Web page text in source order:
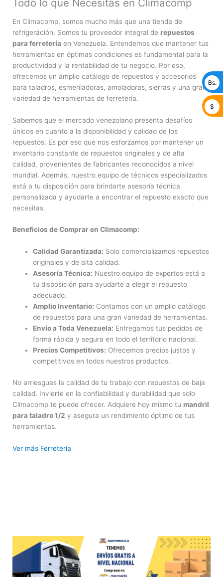
Todo lo que Necesitas en Climacomp
En Climacomp, somos mucho más que una tienda de
refrigeración. Somos tu proveedor integral de repuestos
para ferretería en Venezuela. Entendemos que mantener tus
herramientas en óptimas condiciones es fundamental para la
productividad y la rentabilidad de tu negocio. Por eso,
ofrecemos un amplio catálogo de repuestos y accesorios
para taladros, esmeriladoras, amoladoras, sierras y una gran
variedad de herramientas de ferretería.
Sabemos que el mercado venezolano presenta desafíos
únicos en cuanto a la disponibilidad y calidad de los
repuestos. Es por eso que nos esforzamos por mantener un
inventario constante de repuestos originales y de alta
calidad, provenientes de fabricantes reconocidos a nivel
mundial. Además, nuestro equipo de técnicos especializados
está a tu disposición para brindarte asesoría técnica
personalizada y ayudarte a encontrar el repuesto exacto que
necesitas.
Beneficios de Comprar en Climacomp:
Calidad Garantizada: Solo comercializamos repuestos
originales y de alta calidad.
Asesoría Técnica: Nuestro equipo de expertos está a
tu disposición para ayudarte a elegir el repuesto
adecuado.
Amplio Inventario: Contamos con un amplio catálogo
de repuestos para una gran variedad de herramientas.
Envío a Toda Venezuela: Entregamos tus pedidos de
forma rápida y segura en todo el territorio nacional.
Precios Competitivos: Ofrecemos precios justos y
competitivos en todos nuestros productos.
No arriesgues la calidad de tu trabajo con repuestos de baja
calidad. Invierte en la confiabilidad y durabilidad que solo
Climacomp te puede ofrecer. Adquiere hoy mismo tu mandril
para taladro 1/2 y asegura un rendimiento óptimo de tus
herramientas.
Ver más Ferretería
Bs.
$